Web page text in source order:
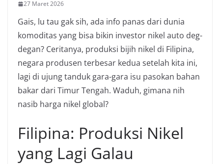
27 Maret 2026
Gais, lu tau gak sih, ada info panas dari dunia
komoditas yang bisa bikin investor nikel auto deg-
degan? Ceritanya, produksi bijih nikel di Filipina,
negara produsen terbesar kedua setelah kita ini,
lagi di ujung tanduk gara-gara isu pasokan bahan
bakar dari Timur Tengah. Waduh, gimana nih
nasib harga nikel global?
Filipina: Produksi Nikel
yang Lagi Galau